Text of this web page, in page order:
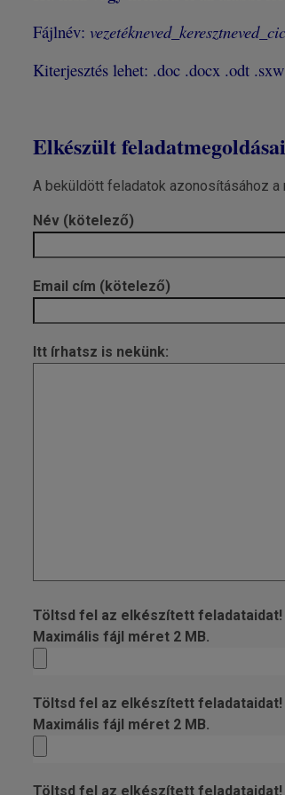
Fájlnév:
Kiterjesztés lehet: .doc .docx .odt
Elkészült
A beküldött feladatok azonosításához
Név (kötelező)
Email cím (kötelező)
Itt írhatsz is nekünk:
Töltsd fel az elkészített feladataidat!
Maximális fájl méret 2 MB.
Töltsd fel az elkészített feladataidat!
Maximális fájl méret 2 MB.
Töltsd fel az elkészített feladataidat!